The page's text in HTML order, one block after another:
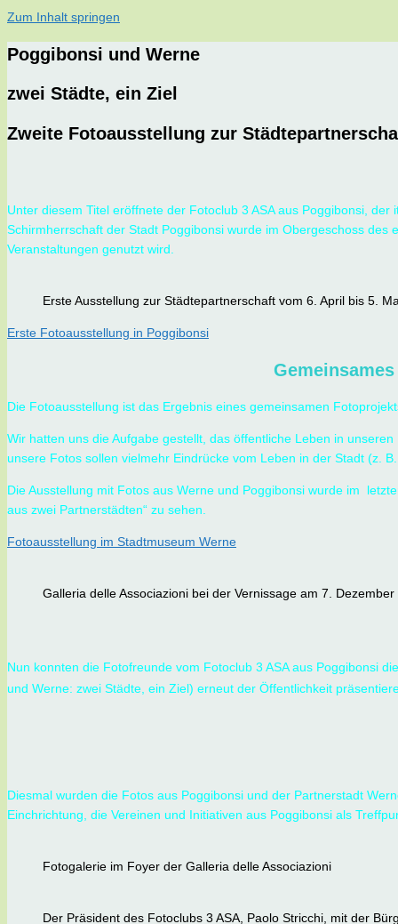
Zum Inhalt springen
Poggibonsi und Werne
zwei Städte, ein Ziel
Zweite Fotoausstellung zur
Unter diesem Titel eröffnete der Fotoclub 3 ASA aus Poggibonsi,
Schirmherrschaft der Stadt Poggibonsi wurde im Obergeschoss
Veranstaltungen genutzt wird.
Erste Ausstellung zur Städtepartnerschaft vom 6. April bis 5.
Erste Fotoausstellung in Poggibonsi
Die Fotoausstellung ist das Ergebnis eines gemeinsamen
Wir hatten uns die Aufgabe gestellt, das öffentliche Leben in
unsere Fotos sollen vielmehr Eindrücke vom Leben in der Stadt (z.
Die Ausstellung mit Fotos aus Werne und Poggibonsi wurde im
aus zwei Partnerstädten“ zu sehen.
Fotoausstellung im Stadtmuseum Werne
Galleria delle Associazioni bei der Vernissage am 7. Dezember
Nun konnten die Fotofreunde vom Fotoclub 3 ASA aus Poggibonsi
und Werne: zwei Städte, ein Ziel) erneut der Öffentlichkeit
Diesmal wurden die Fotos aus Poggibonsi und der Partnerstadt
Einchrichtung, die Vereinen und Initiativen aus Poggibonsi als
Fotogalerie im Foyer der Galleria delle Associazioni
Der Präsident des Fotoclubs 3 ASA, Paolo Stricchi, mit der